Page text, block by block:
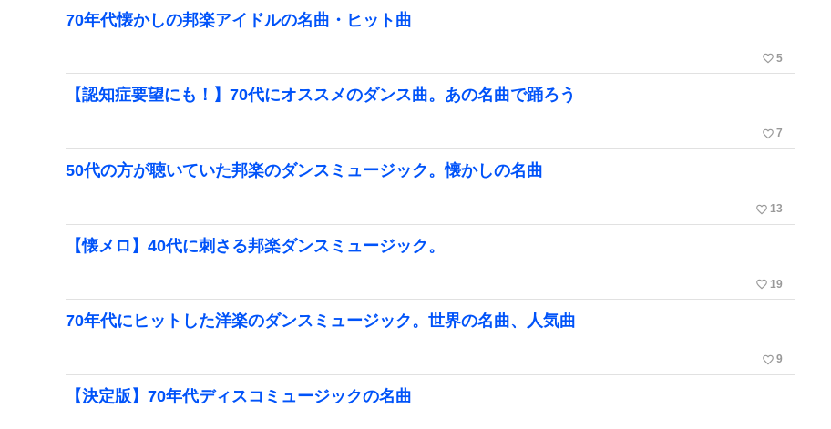
70年代懐かしの邦楽アイドルの名曲・ヒット曲
favorite_border 5
【認知症要望にも！】70代にオススメのダンス曲。あの名曲で踊ろう
favorite_border 7
50代の方が聴いていた邦楽のダンスミュージック。懐かしの名曲
favorite_border 13
【懐メロ】40代に刺さる邦楽ダンスミュージック。
favorite_border 19
70年代にヒットした洋楽のダンスミュージック。世界の名曲、人気曲
favorite_border 9
【決定版】70年代ディスコミュージックの名曲